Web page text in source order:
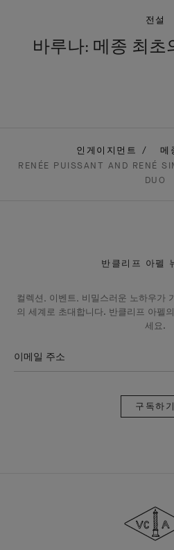
전설
바루나: 메종 최초
인게이지먼트 메
RENÉE PUISSANT AND RENÉ
DUO
반클리프 아펠
컬렉션, 이벤트, 비밀스러운 노하우가
의 세계로 초대합니다. 반클리프 아펠
세요.
이메일 주소
독
리
프
아
펠